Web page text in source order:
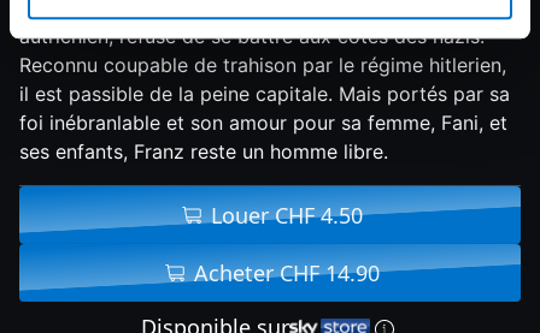
autrichien, refuse de se battre aux cotés des nazis.
Reconnu coupable de trahison par le régime hitlerien,
il est passible de la peine capitale. Mais portés par sa
foi inébranlable et son amour pour sa femme, Fani, et
ses enfants, Franz reste un homme libre.
Louer CHF 4.50
Acheter CHF 14.90
Disponible sur